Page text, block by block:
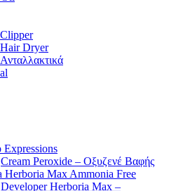
Dryer
Expressions
Cream Peroxide – Οξυζενέ Βαφής
Herboria Max Ammonia Free
Developer Herboria Max –